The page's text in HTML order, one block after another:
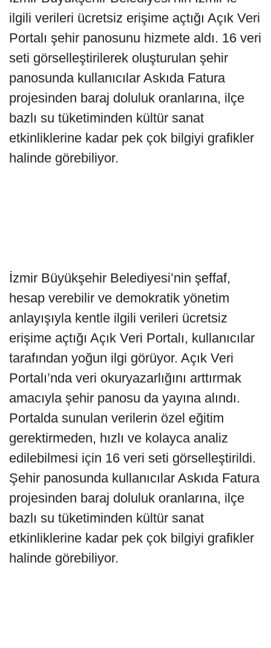
ilgili verileri ücretsiz erişime açtığı Açık Veri
Portalı şehir panosunu hizmete aldı. 16 veri
seti görselleştirilerek oluşturulan şehir
panosunda kullanıcılar Askıda Fatura
projesinden baraj doluluk oranlarına, ilçe
bazlı su tüketiminden kültür sanat
etkinliklerine kadar pek çok bilgiyi grafikler
halinde görebiliyor.
İzmir Büyükşehir Belediyesi’nin şeffaf,
hesap verebilir ve demokratik yönetim
anlayışıyla kentle ilgili verileri ücretsiz
erişime açtığı Açık Veri Portalı, kullanıcılar
tarafından yoğun ilgi görüyor. Açık Veri
Portalı’nda veri okuryazarlığını arttırmak
amacıyla şehir panosu da yayına alındı.
Portalda sunulan verilerin özel eğitim
gerektirmeden, hızlı ve kolayca analiz
edilebilmesi için 16 veri seti görselleştirildi.
Şehir panosunda kullanıcılar Askıda Fatura
projesinden baraj doluluk oranlarına, ilçe
bazlı su tüketiminden kültür sanat
etkinliklerine kadar pek çok bilgiyi grafikler
halinde görebiliyor.